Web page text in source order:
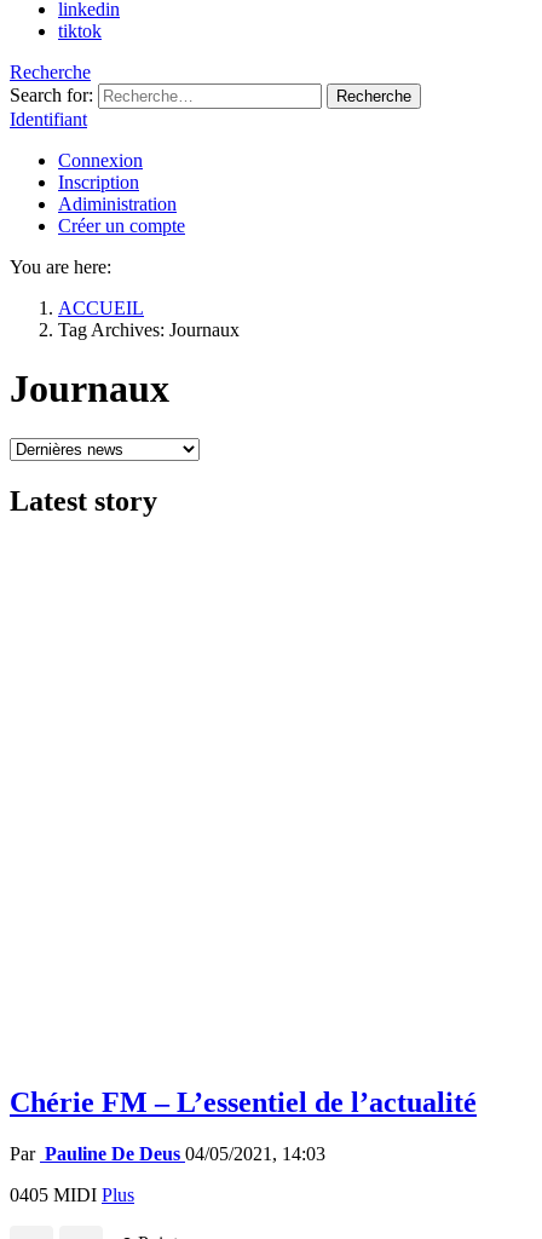
linkedin
tiktok
Recherche
Search for:
Recherche
Identifiant
Connexion
Inscription
Adiministration
Créer un compte
You are here:
ACCUEIL
Tag Archives: Journaux
Journaux
Latest story
Chérie FM – L’essentiel de l’actualité
Par Pauline De Deus 04/05/2021, 14:03
0405 MIDI Plus